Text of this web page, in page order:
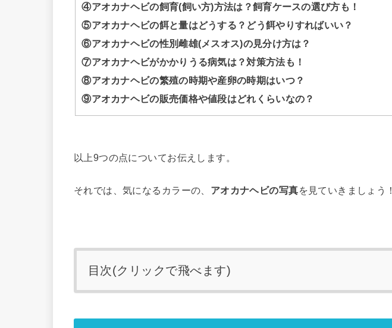
④アオカナヘビの飼育(飼い方)方法は？飼育ケースの選び方も！
⑤アオカナヘビの餌と量はどうする？どう餌やりすればいい？
⑥アオカナヘビの性別雌雄(メスオス)の見分け方は？
⑦アオカナヘビがかかりうる病気は？対策方法も！
⑧アオカナヘビの繁殖の時期や産卵の時期はいつ？
⑨アオカナヘビの販売価格や値段はどれくらいなの？
以上9つの点についてお伝えします。
それでは、気になるカラーの、 アオカナヘビの写真を見ていきましょう！
目次(クリックで飛べます)